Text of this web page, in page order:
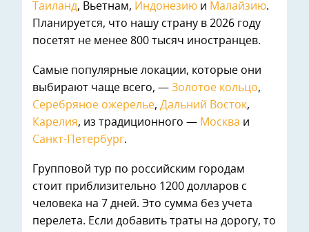
Таиланд, Вьетнам, Индонезию и Малайзию.
Планируется, что нашу страну в 2026 году
посетят не менее 800 тысяч иностранцев.
Самые популярные локации, которые они
выбирают чаще всего, — Золотое кольцо,
Серебряное ожерелье, Дальний Восток,
Карелия, из традиционного — Москва и
Санкт-Петербург.
Групповой тур по российским городам
стоит приблизительно 1200 долларов с
человека на 7 дней. Это сумма без учета
перелета. Если добавить траты на дорогу, то